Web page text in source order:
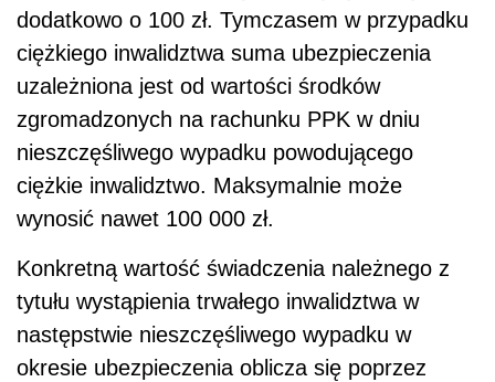
dodatkowo o 100 zł. Tymczasem w przypadku
ciężkiego inwalidztwa suma ubezpieczenia
uzależniona jest od wartości środków
zgromadzonych na rachunku PPK w dniu
nieszczęśliwego wypadku powodującego
ciężkie inwalidztwo. Maksymalnie może
wynosić nawet 100 000 zł.
Konkretną wartość świadczenia należnego z
tytułu wystąpienia trwałego inwalidztwa w
następstwie nieszczęśliwego wypadku w
okresie ubezpieczenia oblicza się poprzez